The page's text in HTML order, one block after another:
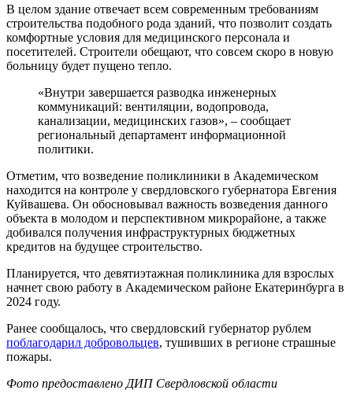
В целом здание отвечает всем современным требованиям
строительства подобного рода зданий, что позволит создать
комфортные условия для медицинского персонала и
посетителей. Строители обещают, что совсем скоро в новую
больницу будет пущено тепло.
«Внутри завершается разводка инженерных
коммуникаций: вентиляции, водопровода,
канализации, медицинских газов», – сообщает
региональный департамент информационной
политики.
Отметим, что возведение поликлиники в Академическом
находится на контроле у свердловского губернатора Евгения
Куйвашева. Он обосновывал важность возведения данного
объекта в молодом и перспективном микрорайоне, а также
добивался получения инфраструктурных бюджетных
кредитов на будущее строительство.
Планируется, что девятиэтажная поликлиника для взрослых
начнет свою работу в Академическом районе Екатеринбурга в
2024 году.
Ранее сообщалось, что свердловский губернатор рублем
поблагодарил добровольцев, тушивших в регионе страшные
пожары.
Фото предоставлено ДИП Свердловской области